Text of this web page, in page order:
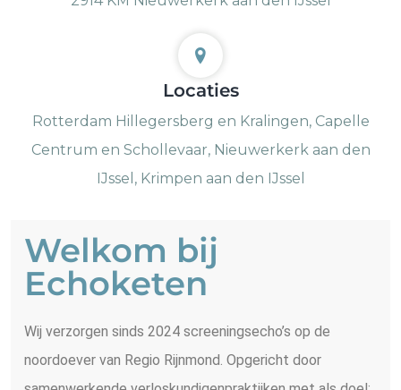
Locaties
Rotterdam Hillegersberg en Kralingen, Capelle
Centrum en Schollevaar, Nieuwerkerk aan den
IJssel, Krimpen aan den IJssel
Welkom bij
Echoketen
Wij verzorgen sinds 2024 screeningsecho’s op de
noordoever van Regio Rijnmond. Opgericht door